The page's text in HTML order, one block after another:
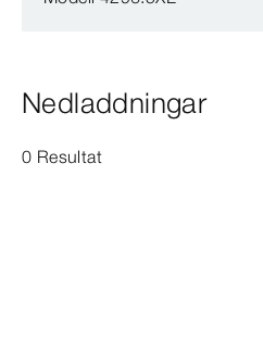
Nedladdningar
0 Resultat